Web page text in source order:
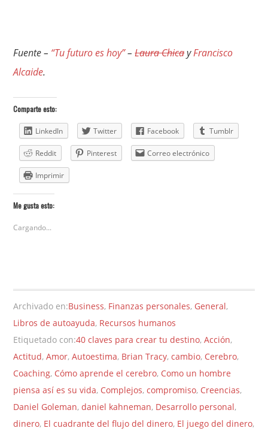
Fuente – “Tu futuro es hoy”–Laura ChicayFrancisco
Alcaide.
Comparte esto:
LinkedIn Twitter Facebook Tumblr
Reddit Pinterest Correo electrónico
Imprimir
Me gusta esto:
Cargando...
Archivado en:Business, Finanzas personales, General,
Libros de autoayuda, Recursos humanos
Etiquetado con:40 claves para crear tu destino,Acción,
Actitud,Amor,Autoestima, Brian Tracy,cambio, Cerebro,
Coaching, Cómo aprende el cerebro, Como un hombre
piensa así es su vida, Complejos,compromiso, Creencias,
Daniel Goleman,daniel kahneman, Desarrollo personal,
dinero, El cuadrante del flujo del dinero, El juego del dinero,